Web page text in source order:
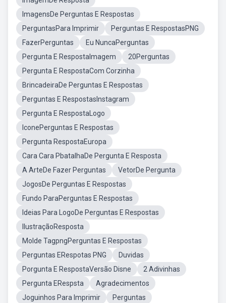
ImagensDe Perguntas E Respostas
PerguntasPara Imprimir
Perguntas E RespostasPNG
FazerPerguntas
Eu NuncaPerguntas
Pergunta E RespostaImagem
20Perguntas
Pergunta E RespostaCom Corzinha
BrincadeiraDe Perguntas E Respostas
Perguntas E RespostasInstagram
Pergunta E RespostaLogo
IconePerguntas E Respostas
Pergunta RespostaEuropa
Cara Cara PbatalhaDe Pergunta E Resposta
A ArteDe Fazer Perguntas
VetorDe Pergunta
JogosDe Perguntas E Respostas
Fundo ParaPerguntas E Respostas
Ideias Para LogoDe Perguntas E Respostas
IlustraçãoResposta
Molde TagpngPerguntas E Respostas
Perguntas ERespotas PNG
Duvidas
Porgunta E RespostaVersão Disne
2 Adivinhas
Pergunta ERespsta
Agradecimentos
Joguinhos Para Imprimir
Perguntas